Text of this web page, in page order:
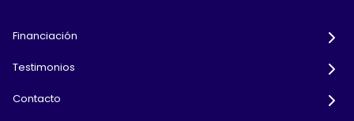
Financiación
Testimonios
Contacto